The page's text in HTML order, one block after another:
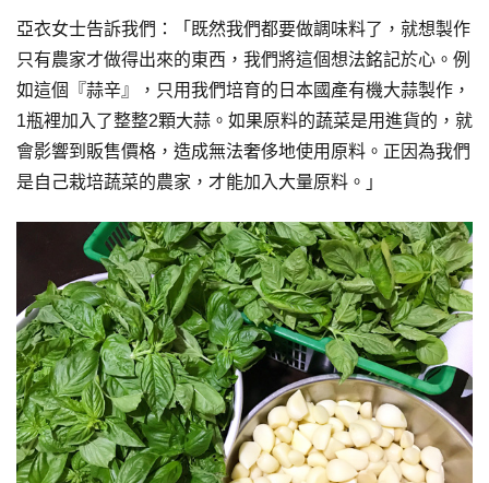
亞衣女士告訴我們：「既然我們都要做調味料了，就想製作
只有農家才做得出來的東西，我們將這個想法銘記於心。例
如這個『蒜辛』，只用我們培育的日本國產有機大蒜製作，
1瓶裡加入了整整2顆大蒜。如果原料的蔬菜是用進貨的，就
會影響到販售價格，造成無法奢侈地使用原料。正因為我們
是自己栽培蔬菜的農家，才能加入大量原料。」